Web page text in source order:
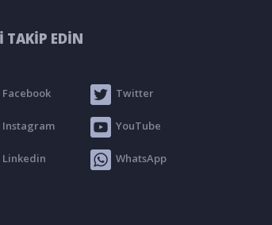
TAKİP EDİN
Facebook Twitter
Instagram YouTube
Linkedin WhatsApp